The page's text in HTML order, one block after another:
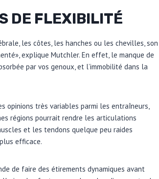
DE FLEXIBILITÉ
les côtes, les hanches ou les chevilles, son
explique Mutchler. En effet, le manque de
par vos genoux, et l’immobilité dans la
opinions très variables parmi les entraîneurs,
régions pourrait rendre les articulations
et les tendons quelque peu raides
efficace.
de faire des étirements dynamiques avant